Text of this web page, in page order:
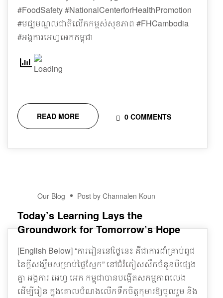
#FoodSafety #NationalCenterforHealthPromotion
#មជ្ឈមណ្ឌលជាតិលើកកម្ពស់សុខភាព #FHCambodia
#អង្គការអេហ្វអេកកម្ពុជា
READ MORE 0 COMMENTS
14
Our Blog Post by Channalen Koun
Today’s Learning Lays the
Groundwork for Tomorrow’s Hope
[English Below] “ការរៀននៅថ្ងៃនេះ គឺជាការដាំគ្រាប់ពូជ
នៃក្ដីសង្ឃឹមសម្រាប់ថ្ងៃស្អែក” នៅជំរំភៀសសឹកចំនួនបីផ្សេង
គ្នា អង្គការ អេហ្វ​ អេក កម្ពុជាបានបង្កើតសកម្មភាព​លេង
ដើម្បីរៀន ក្នុងគោលបំណងលើកទឹកចិត្តកុមារឱ្យចូលរួម និង